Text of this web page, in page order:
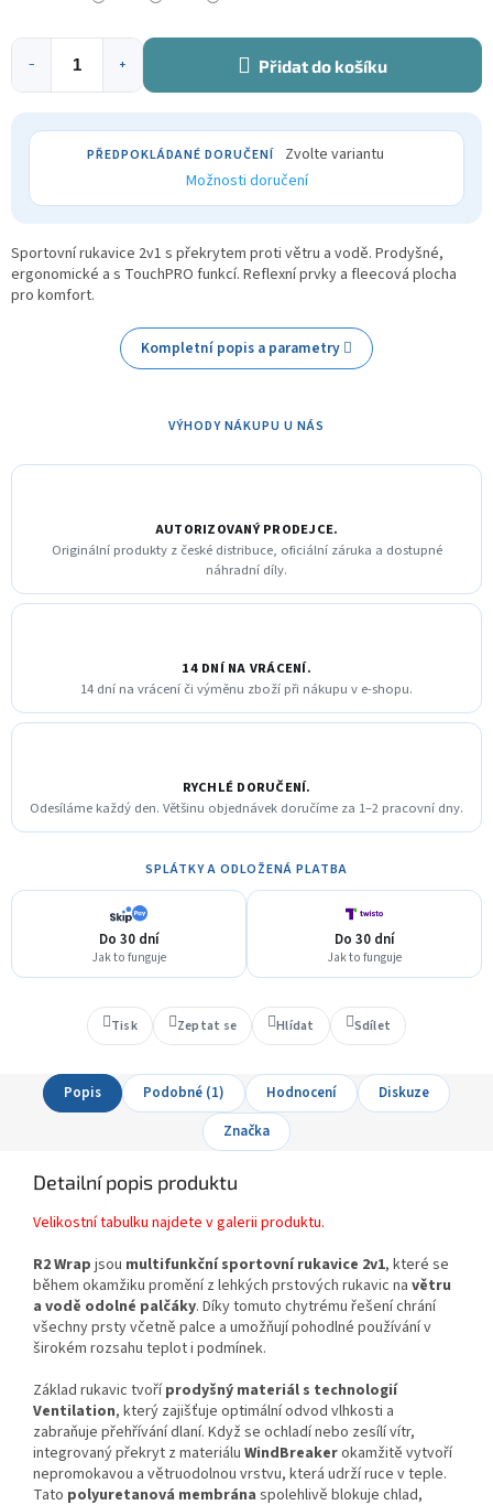
+
− Přidat do košíku
Zvolte variantu
Možnosti doručení
Sportovní rukavice 2v1 s překrytem proti větru a vodě. Prodyšné,
ergonomické a s TouchPRO funkcí. Reflexní prvky a fleecová plocha
pro komfort.
Kompletní popis a parametry
VÝHODY NÁKUPU U NÁS
AUTORIZOVANÝ PRODEJCE.
Originální produkty z české distribuce, oficiální záruka a dostupné
náhradní díly.
14 DNÍ NA VRÁCENÍ.
14 dní na vrácení či výměnu zboží při nákupu v e-shopu.
RYCHLÉ DORUČENÍ.
Odesíláme každý den. Většinu objednávek doručíme za 1–2 pracovní dny.
SPLÁTKY A ODLOŽENÁ PLATBA
Do 30 dní
Jak to funguje
Do 30 dní
Jak to funguje
Tisk Zeptat se Hlídat Sdílet
Popis Podobné (1) Hodnocení
Diskuze
Značka
Detailní popis produktu
Velikostní tabulku najdete v galerii produktu.
R2 Wrap jsou multifunkční sportovní rukavice 2v1, které se
během okamžiku promění z lehkých prstových rukavic na větru
a vodě odolné palčáky. Díky tomuto chytrému řešení chrání
všechny prsty včetně palce a umožňují pohodlné používání v
širokém rozsahu teplot i podmínek.
Základ rukavic tvoříprodyšný materiál s technologií
Ventilation, který zajišťuje optimální odvod vlhkosti a
zabraňuje přehřívání dlaní. Když se ochladí nebo zesílí vítr,
integrovaný překryt z materiálu WindBreakerokamžitě vytvoří
nepromokavou a větruodolnou vrstvu, která udrží ruce v teple.
Tato polyuretanová membrána spolehlivě blokuje chlad,